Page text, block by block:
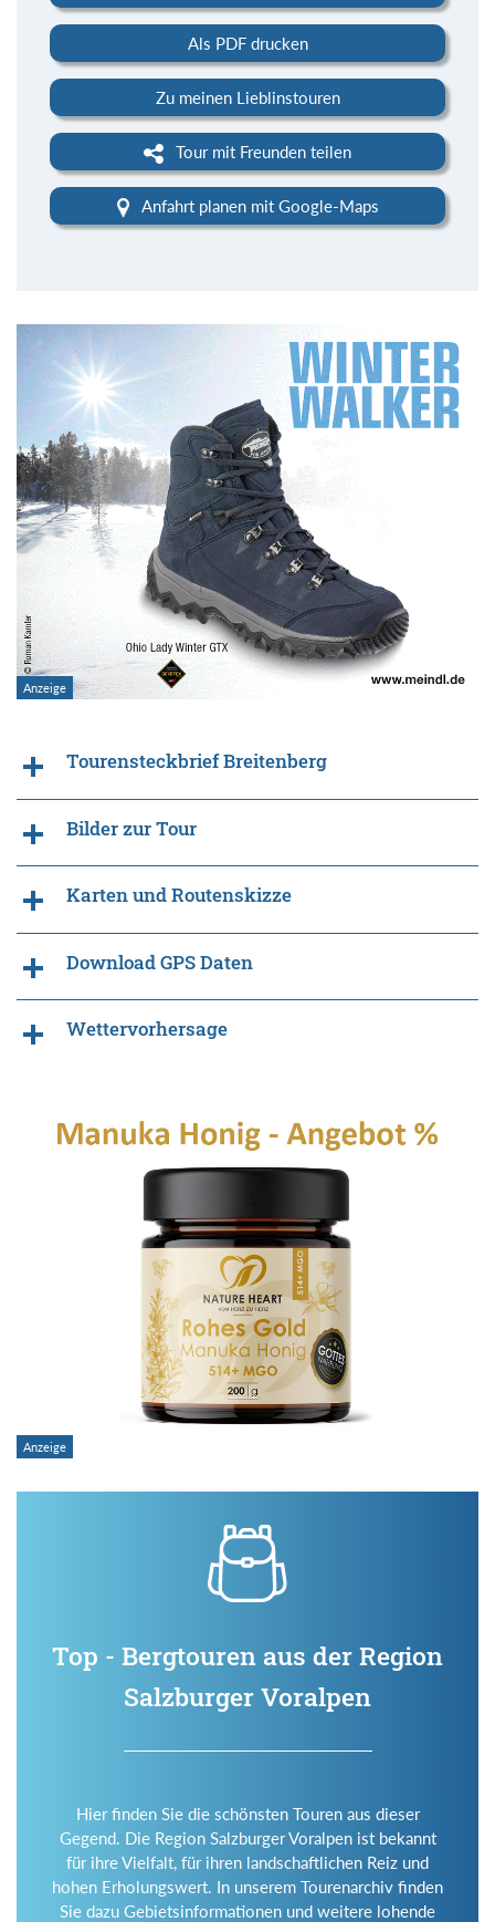
Als PDF drucken
Zu meinen Lieblinstouren
Tour mit Freunden teilen
Anfahrt planen mit Google-Maps
Tourensteckbrief Breitenberg
Bilder zur Tour
Karten und Routenskizze
Download GPS Daten
Wettervorhersage
Top - Bergtouren aus der Region
Salzburger Voralpen
Hier finden Sie die schönsten Touren aus dieser
Gegend. Die Region Salzburger Voralpen ist bekannt
für ihre Vielfalt, für ihren landschaftlichen Reiz und
hohen Erholungswert. In unserem Tourenarchiv finden
Sie dazu Gebietsinformationen und weitere lohende